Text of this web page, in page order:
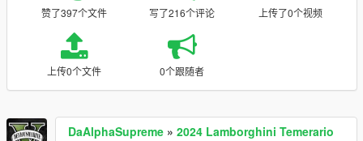
赞了397个文件 写了216个评论 上传了0个视频
上传0个文件 0个跟随者
DaAlphaSupreme » 2024 Lamborghini Temerario